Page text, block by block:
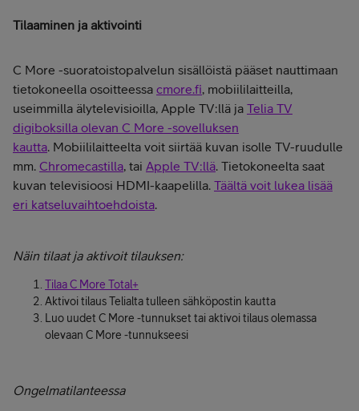
Tilaaminen ja aktivointi
C More -suoratoistopalvelun sisällöistä pääset nauttimaan
tietokoneella osoitteessa cmore.fi, mobiililaitteilla,
useimmilla älytelevisioilla, Apple TV:llä ja Telia TV
digiboksilla olevan C More -sovelluksen
kautta. Mobiililaitteelta voit siirtää kuvan isolle TV-ruudulle
mm. Chromecastilla, tai Apple TV:llä. Tietokoneelta saat
kuvan televisioosi HDMI-kaapelilla. Täältä voit lukea lisää
eri katseluvaihtoehdoista.
Näin tilaat ja aktivoit tilauksen:
Tilaa C More Total+
Aktivoi tilaus Telialta tulleen sähköpostin kautta
Luo uudet C More -tunnukset tai aktivoi tilaus olemassa
olevaan C More -tunnukseesi
Ongelmatilanteessa